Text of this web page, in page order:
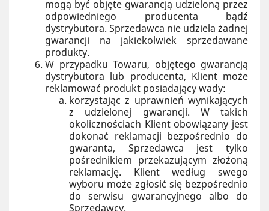
mogą być objęte gwarancją udzieloną przez
odpowiedniego producenta bądź
dystrybutora. Sprzedawca nie udziela żadnej
gwarancji na jakiekolwiek sprzedawane
produkty.
W przypadku Towaru, objętego gwarancją
dystrybutora lub producenta, Klient może
reklamować produkt posiadający wady:
korzystając z uprawnień wynikających
z udzielonej gwarancji. W takich
okolicznościach Klient obowiązany jest
dokonać reklamacji bezpośrednio do
gwaranta, Sprzedawca jest tylko
pośrednikiem przekazującym złożoną
reklamację. Klient według swego
wyboru może zgłosić się bezpośrednio
do serwisu gwarancyjnego albo do
Sprzedawcy.